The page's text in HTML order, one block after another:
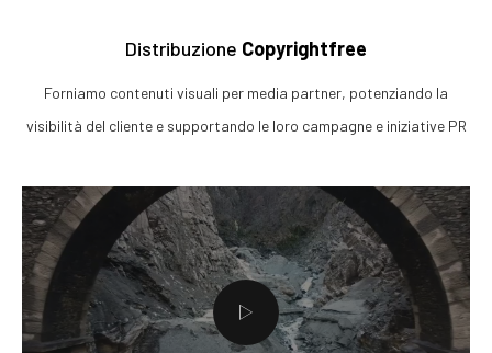
Distribuzione Copyrightfree
Forniamo contenuti visuali per media partner, potenziando la
visibilità del cliente e supportando le loro campagne e iniziative PR